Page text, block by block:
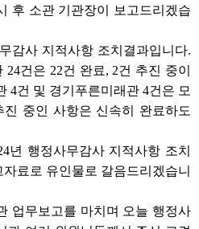
후 소관 기관장이 보고드리겠습
감사 지적사항 조치결과입니다.
건은 22건 완료, 2건 추진 중이
4건 및 경기푸른미래관 4건은 모
중인 사항은 신속히 완료하도
년 행정사무감사 지적사항 조치
료로 유인물로 갈음드리겠습니
업무보고를 마치며 오늘 행정사